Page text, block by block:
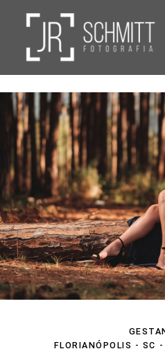
FLORIANÓPOLIS - SC